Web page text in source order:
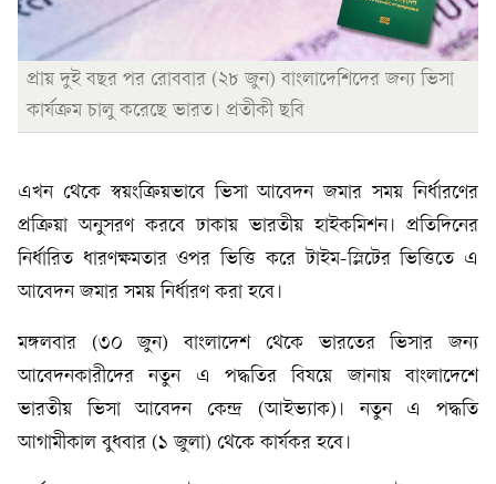
প্রায় দুই বছর পর রোববার (২৮ জুন) বাংলাদেশিদের জন্য ভিসা
কার্যক্রম চালু করেছে ভারত। প্রতীকী ছবি
এখন থেকে স্বয়ংক্রিয়ভাবে ভিসা আবেদন জমার সময় নির্ধারণের
প্রক্রিয়া অনুসরণ করবে ঢাকায় ভারতীয় হাইকমিশন। প্রতিদিনের
নির্ধারিত ধারণক্ষমতার ওপর ভিত্তি করে টাইম-স্লিটের ভিত্তিতে এ
আবেদন জমার সময় নির্ধারণ করা হবে।
মঙ্গলবার (৩০ জুন) বাংলাদেশ থেকে ভারতের ভিসার জন্য
আবেদনকারীদের নতুন এ পদ্ধতির বিষয়ে জানায় বাংলাদেশে
ভারতীয় ভিসা আবেদন কেন্দ্র (আইভ্যাক)। নতুন এ পদ্ধতি
আগামীকাল বুধবার (১ জুলা) থেকে কার্যকর হবে।